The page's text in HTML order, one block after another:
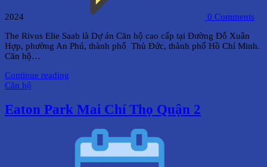
2024 0 Comments
The Rivus Elie Saab là Dự án Căn hộ cao cấp tại Đường Đỗ Xuân
Hợp, phường An Phú, thành phố Thủ Đức, thành phố Hồ Chí Minh.
Căn hộ…
Continue reading
Căn hộ
Eaton Park Mai Chí Thọ Quận 2